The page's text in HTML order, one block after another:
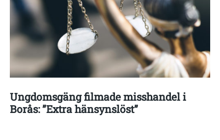
Ungdomsgäng filmade misshandel i
Borås: ”Extra hänsynslöst”